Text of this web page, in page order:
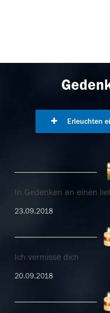
Erleuchten
In Gedenken an einen
23.09.2018
Ich vermisse dich
20.09.2018